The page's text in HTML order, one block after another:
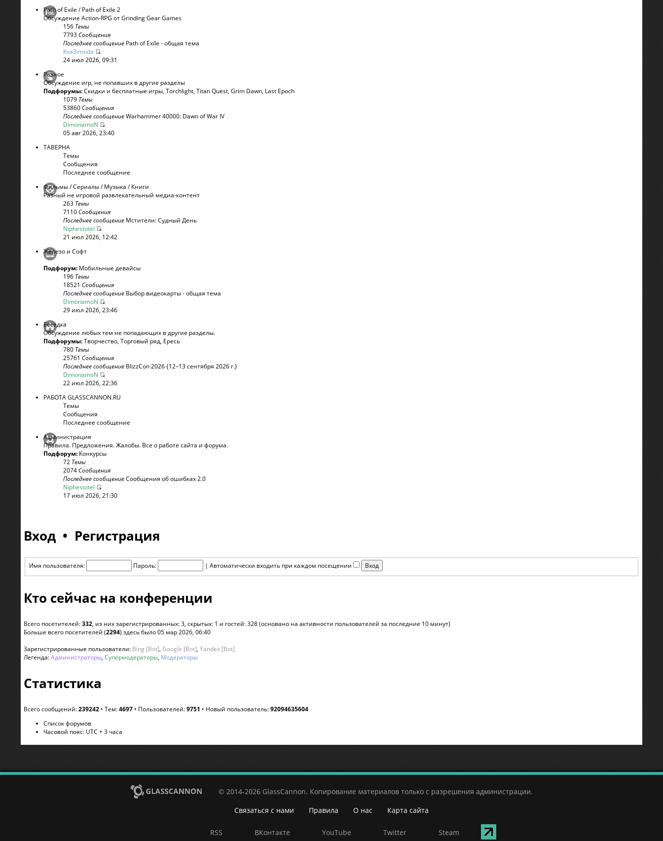
Path of Exile / Path of Exile 2
Обсуждение Action-RPG от Grinding Gear Games
156 Темы
7793Сообщения
Последнее сообщение Path of Exile - общая тема
Kva3imoda
24 июл 2026, 09:31
Разное
Обсуждение игр, не попавших в другие разделы
Подфорумы:Скидки и бесплатные игры, Torchlight, Titan Quest, Grim Dawn, Last Epoch
1079 Темы
53860Сообщения
Последнее сообщениеWarhammer 40000: Dawn of War IV
DimonamoN
05 авг 2026, 23:40
ТАВЕРНА
Темы
Сообщения
Последнее сообщение
Фильмы / Сериалы / Музыка / Книги
Разный не игровой развлекательный медиа-контент
263 Темы
7110Сообщения
Последнее сообщение Мстители: Судный День
Niphestotel
21 июл 2026, 12:42
Железо и Софт
Подфорум: Мобильные девайсы
196 Темы
18521 Сообщения
Последнее сообщение Выбор видеокарты - общая тема
DimonamoN
29 июл 2026, 23:46
Беседка
Обсуждение любых тем не попадающих в другие разделы.
Подфорумы:Творчество, Торговый ряд, Ересь
780 Темы
25761 Сообщения
Последнее сообщение BlizzCon 2026 {12–13 сентября 2026 г.}
DimonamoN
22 июл 2026, 22:36
РАБОТА GLASSCANNON.RU
Темы
Сообщения
Последнее сообщение
Администрация
Правила. Предложения. Жалобы. Все о работе сайта и форума.
Подфорум: Конкурсы
72 Темы
2074Сообщения
Последнее сообщениеСообщения об ошибках 2.0
Niphestotel
17 июл 2026, 21:30
Вход • Регистрация
Имя пользователя: Пароль: | Автоматически входить при каждом посещении
Кто сейчас на конференции
Всего посетителей:332, из них зарегистрированных: 3, скрытых: 1 и гостей: 328 (основано на активности пользователей за последние 10 минут)
Больше всего посетителей (2294) здесь было 05 мар 2026, 06:40
Зарегистрированные пользователи: Bing [Bot], Google [Bot], Yandex [Bot]
Легенда:Администраторы, Супермодераторы, Модераторы
Статистика
Всего сообщений:239242 • Тем:4697 • Пользователей:9751 • Новый пользователь:92094635604
Список форумов
Часовой пояс: UTC + 3 часа
© 2014-2026 GlassCannon. Копирование материалов только с разрешения администрации.
Связаться с нами
Правила О нас Карта сайта
RSS ВКонтакте YouTube Twitter Steam